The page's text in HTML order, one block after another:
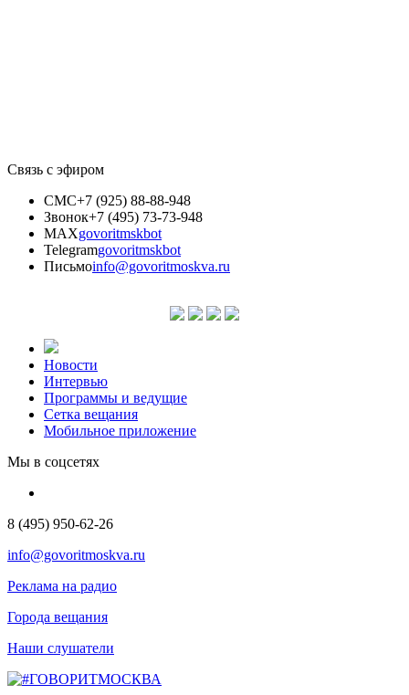
Связь с эфиром
СМС+7 (925) 88-88-948
Звонок+7 (495) 73-73-948
MAXgovoritmskbot
Telegramgovoritmskbot
Письмоinfo@govoritmoskva.ru
Новости
Интервью
Программы и ведущие
Сетка вещания
Мобильное приложение
Мы в соцсетях
8 (495) 950-62-26
info@govoritmoskva.ru
Реклама на радио
Города вещания
Наши слушатели